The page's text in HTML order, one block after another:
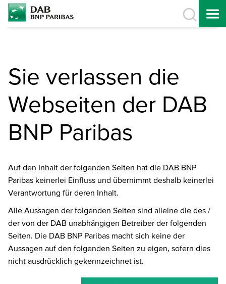
Sie verlassen die
Webseiten der DAB
BNP Paribas
Auf den Inhalt der folgenden Seiten hat die DAB BNP
Paribas keinerlei Einfluss und übernimmt deshalb keinerlei
Verantwortung für deren Inhalt.
Alle Aussagen der folgenden Seiten sind alleine die des /
der von der DAB unabhängigen Betreiber der folgenden
Seiten. Die DAB BNP Paribas macht sich keine der
Aussagen auf den folgenden Seiten zu eigen, sofern dies
nicht ausdrücklich gekennzeichnet ist.